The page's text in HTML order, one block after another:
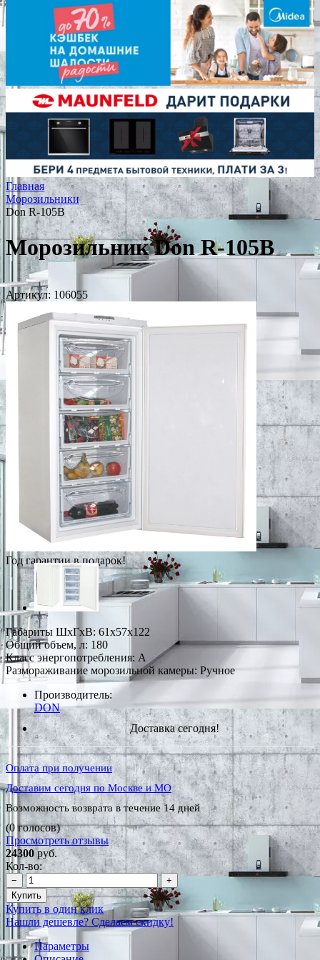
Главная
Морозильники
Don R-105B
Морозильник Don R-105B
Артикул: 106055
Год гарантии в подарок!
Габариты ШxГxВ: 61x57x122
Общий объем, л: 180
Класс энергопотребления: A
Размораживание морозильной камеры: Ручное
Производитель:
DON
Доставка сегодня!
Оплата при получении
Доставим сегодня по Москве и МО
Возможность возврата в течение 14 дней
(0 голосов)
Просмотреть отзывы
24300руб.
Кол-во:
−
+
Купить
Купить в один клик
Нашли дешевле? Сделаем скидку!
Параметры